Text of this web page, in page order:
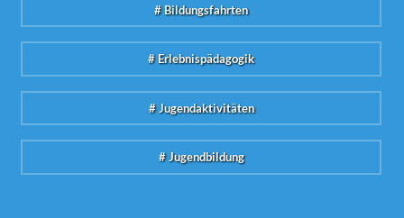
# Bildungsfahrten
# Erlebnispädagogik
# Jugendaktivitäten
# Jugendbildung